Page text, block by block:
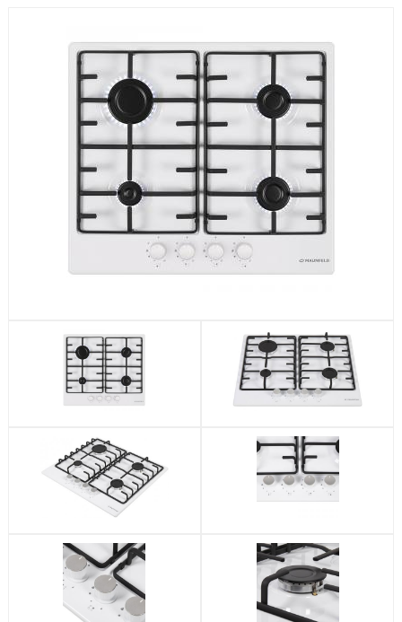
Стиральные машины
Холодильники